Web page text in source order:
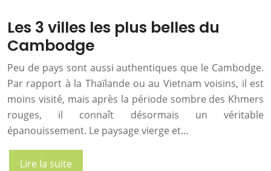
Les 3 villes les plus belles du
Cambodge
Peu de pays sont aussi authentiques que le Cambodge.
Par rapport à la Thaïlande ou au Vietnam voisins, il est
moins visité, mais après la période sombre des Khmers
rouges, il connaît désormais un véritable
épanouissement. Le paysage vierge et…
Lire la suite